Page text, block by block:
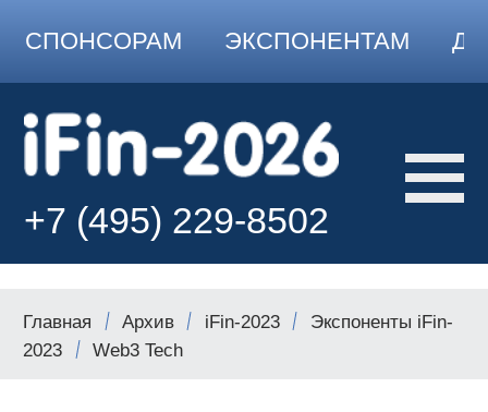
СПОНСОРАМ ЭКСПОНЕНТАМ
+7 (495) 229-8502
Главная Архив iFin-2023
Экспоненты iFin-
2023
Web3 Tech